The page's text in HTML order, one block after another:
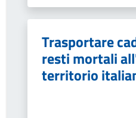
Trasportare
resti mortali
territorio